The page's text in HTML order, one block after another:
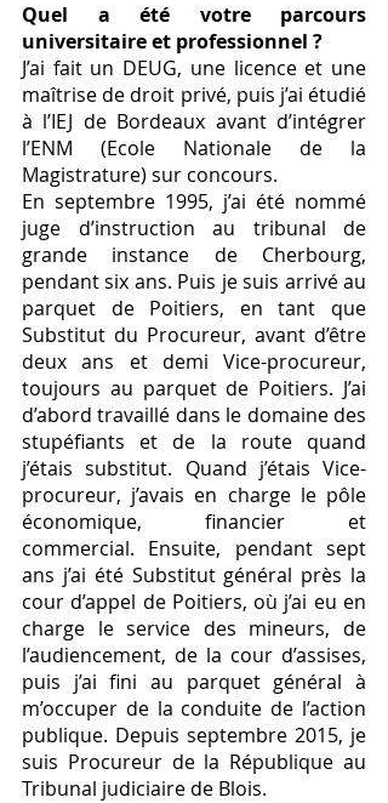
Quel a été votre parcours
universitaire et professionnel ?
J’ai fait un DEUG, une licence et une
maîtrise de droit privé, puis j’ai étudié
à l’IEJ de Bordeaux avant d’intégrer
l’ENM (Ecole Nationale de la
Magistrature) sur concours.
En septembre 1995, j’ai été nommé
juge d’instruction au tribunal de
grande instance de Cherbourg,
pendant six ans. Puis je suis arrivé au
parquet de Poitiers, en tant que
Substitut du Procureur, avant d’être
deux ans et demi Vice-procureur,
toujours au parquet de Poitiers. J’ai
d’abord travaillé dans le domaine des
stupéfiants et de la route quand
j’étais substitut. Quand j’étais Vice-
procureur, j’avais en charge le pôle
économique, financier et
commercial. Ensuite, pendant sept
ans j’ai été Substitut général près la
cour d’appel de Poitiers, où j’ai eu en
charge le service des mineurs, de
l’audiencement, de la cour d’assises,
puis j’ai fini au parquet général à
m’occuper de la conduite de l’action
publique. Depuis septembre 2015, je
suis Procureur de la République au
Tribunal judiciaire de Blois.